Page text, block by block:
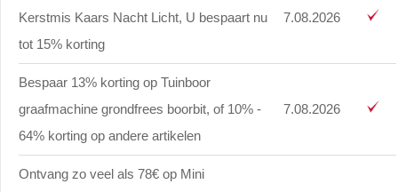
Kerstmis Kaars Nacht Licht, U bespaart nu
tot 15% korting
7.08.2026
Bespaar 13% korting op Tuinboor
graafmachine grondfrees boorbit, of 10% -
64% korting op andere artikelen
7.08.2026
Ontvang zo veel als 78€ op Mini